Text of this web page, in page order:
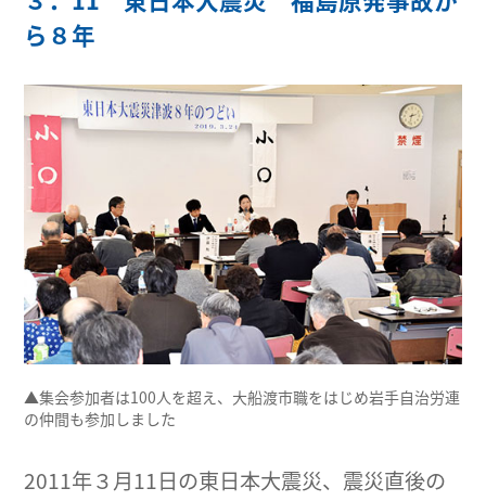
ら８年
▲集会参加者は100人を超え、大船渡市職をはじめ岩手自治労連
の仲間も参加しました
2011年３月11日の東日本大震災、震災直後の